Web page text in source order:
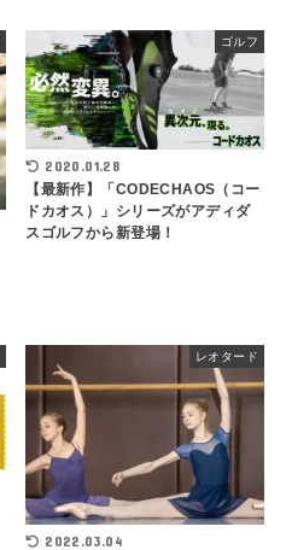
ゴルフ
2020.01.28
【最新作】「CODECHAOS（コー
ドカオス）」シリーズがアディダ
スゴルフから新登場！
レオタード
2022.03.04